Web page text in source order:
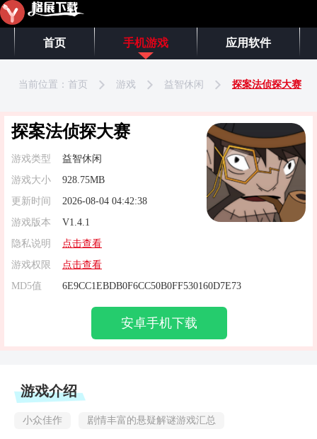
首页 手机游戏 应用软件
当前位置： 首页 游戏 益智休闲 探案法侦探大赛
探案法侦探大赛
游戏类型
益智休闲
游戏大小
928.75MB
更新时间
2026-08-04 04:42:38
游戏版本
V1.4.1
隐私说明
点击查看
游戏权限
点击查看
MD5值
6E9CC1EBDB0F6CC50B0FF530160D7E73
安卓手机下载
游戏介绍
小众佳作 剧情丰富的悬疑解谜游戏汇总